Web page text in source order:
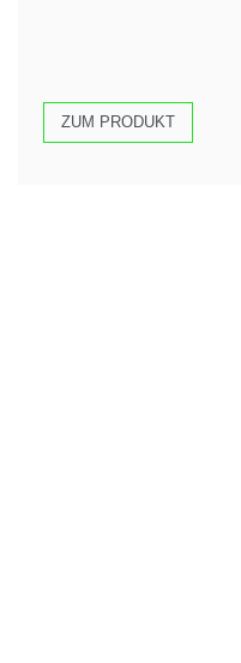
ZUM PRODUKT